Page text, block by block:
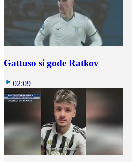
Gattuso si gode Ratkov
02:09